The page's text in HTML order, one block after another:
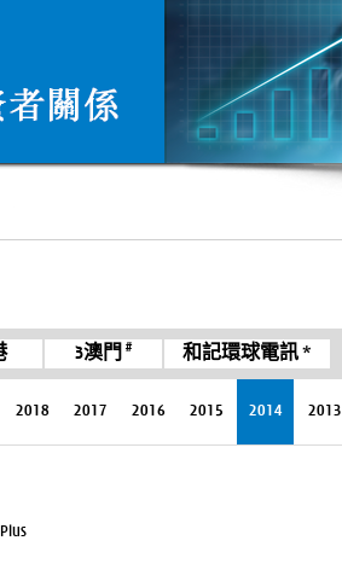
3澳門 # 和記環球電訊 *
2018 2017 2016 2015 2014 2013